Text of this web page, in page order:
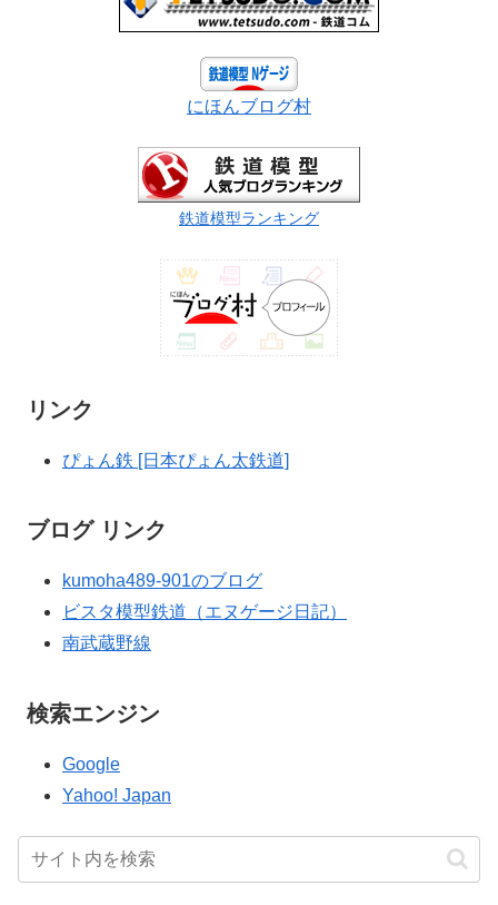
にほんブログ村
鉄道模型ランキング
リンク
ぴょん鉄 [日本ぴょん太鉄道]
ブログ リンク
kumoha489-901のブログ
ビスタ模型鉄道（エヌゲージ日記）
南武蔵野線
検索エンジン
Google
Yahoo! Japan